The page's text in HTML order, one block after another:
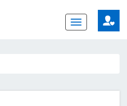
Toggle
navigation